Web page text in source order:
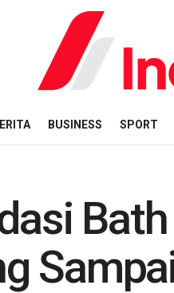
BUSINESS SPORT